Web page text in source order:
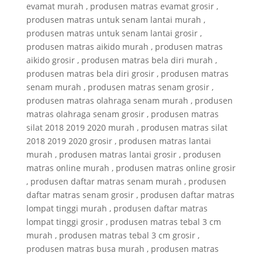
evamat murah , produsen matras evamat grosir ,
produsen matras untuk senam lantai murah ,
produsen matras untuk senam lantai grosir ,
produsen matras aikido murah , produsen matras
aikido grosir , produsen matras bela diri murah ,
produsen matras bela diri grosir , produsen matras
senam murah , produsen matras senam grosir ,
produsen matras olahraga senam murah , produsen
matras olahraga senam grosir , produsen matras
silat 2018 2019 2020 murah , produsen matras silat
2018 2019 2020 grosir , produsen matras lantai
murah , produsen matras lantai grosir , produsen
matras online murah , produsen matras online grosir
, produsen daftar matras senam murah , produsen
daftar matras senam grosir , produsen daftar matras
lompat tinggi murah , produsen daftar matras
lompat tinggi grosir , produsen matras tebal 3 cm
murah , produsen matras tebal 3 cm grosir ,
produsen matras busa murah , produsen matras